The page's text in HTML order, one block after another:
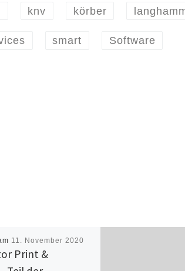
knv körber
smart Software
11. November 2020
Print &